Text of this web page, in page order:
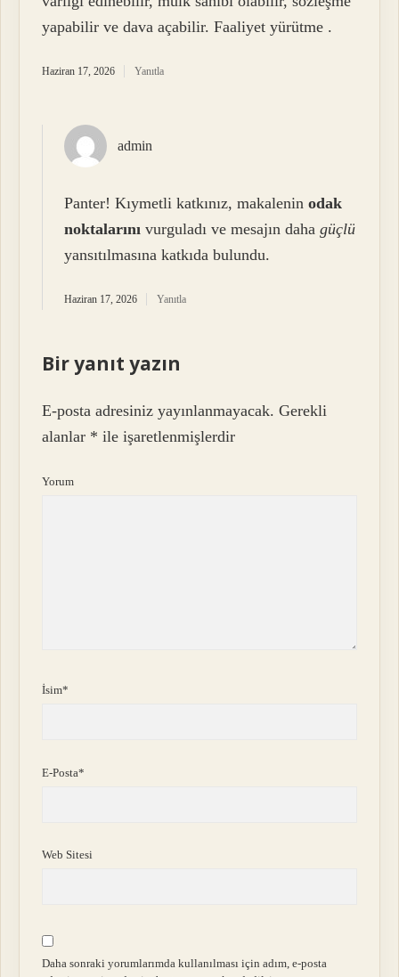
yapabilir ve dava açabilir. Faaliyet yürütme .
Haziran 17, 2026 Yanıtla
admin
Panter! Kıymetli katkınız, makaleninodak
noktalarını vurguladı ve mesajın dahagüçlü
yansıtılmasına katkıda bulundu.
Haziran 17, 2026 Yanıtla
Bir yanıt yazın
E-posta adresiniz yayınlanmayacak. Gerekli
alanlar * ile işaretlenmişlerdir
Yorum
İsim*
E-Posta*
Web Sitesi
Daha sonraki yorumlarımda kullanılması için adım, e-posta